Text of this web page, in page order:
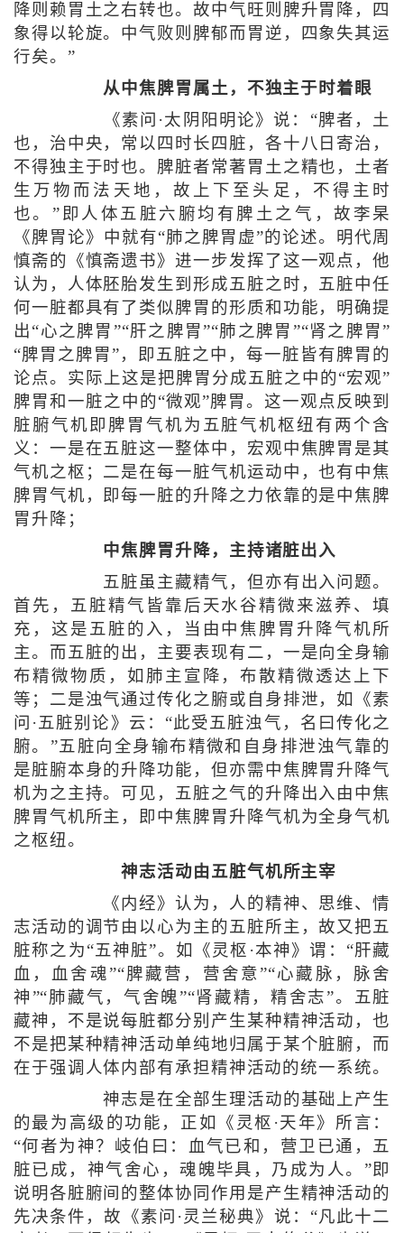
降则赖胃土之右转也。故中气旺则脾升胃降，四
象得以轮旋。中气败则脾郁而胃逆，四象失其运
行矣。”
从中焦脾胃属土，不独主于时着眼
《素问·太阴阳明论》说：“脾者，土
也，治中央，常以四时长四脏，各十八日寄治，
不得独主于时也。脾脏者常著胃土之精也，土者
生万物而法天地，故上下至头足，不得主时
也。”即人体五脏六腑均有脾土之气，故李杲
《脾胃论》中就有“肺之脾胃虚”的论述。明代周
慎斋的《慎斋遗书》进一步发挥了这一观点，他
认为，人体胚胎发生到形成五脏之时，五脏中任
何一脏都具有了类似脾胃的形质和功能，明确提
出“心之脾胃”“肝之脾胃”“肺之脾胃”“肾之脾胃”
“脾胃之脾胃”，即五脏之中，每一脏皆有脾胃的
论点。实际上这是把脾胃分成五脏之中的“宏观”
脾胃和一脏之中的“微观”脾胃。这一观点反映到
脏腑气机即脾胃气机为五脏气机枢纽有两个含
义：一是在五脏这一整体中，宏观中焦脾胃是其
气机之枢；二是在每一脏气机运动中，也有中焦
脾胃气机，即每一脏的升降之力依靠的是中焦脾
胃升降；
中焦脾胃升降，主持诸脏出入
五脏虽主藏精气，但亦有出入问题。
首先，五脏精气皆靠后天水谷精微来滋养、填
充，这是五脏的入，当由中焦脾胃升降气机所
主。而五脏的出，主要表现有二，一是向全身输
布精微物质，如肺主宣降，布散精微透达上下
等；二是浊气通过传化之腑或自身排泄，如《素
问·五脏别论》云：“此受五脏浊气，名曰传化之
腑。”五脏向全身输布精微和自身排泄浊气靠的
是脏腑本身的升降功能，但亦需中焦脾胃升降气
机为之主持。可见，五脏之气的升降出入由中焦
脾胃气机所主，即中焦脾胃升降气机为全身气机
之枢纽。
神志活动由五脏气机所主宰
《内经》认为，人的精神、思维、情
志活动的调节由以心为主的五脏所主，故又把五
脏称之为“五神脏”。如《灵枢·本神》谓：“肝藏
血，血舍魂”“脾藏营，营舍意”“心藏脉，脉舍
神”“肺藏气，气舍魄”“肾藏精，精舍志”。五脏
藏神，不是说每脏都分别产生某种精神活动，也
不是把某种精神活动单纯地归属于某个脏腑，而
在于强调人体内部有承担精神活动的统一系统。
神志是在全部生理活动的基础上产生
的最为高级的功能，正如《灵枢·天年》所言：
“何者为神？岐伯曰：血气已和，营卫已通，五
脏已成，神气舍心，魂魄毕具，乃成为人。”即
说明各脏腑间的整体协同作用是产生精神活动的
先决条件，故《素问·灵兰秘典》说：“凡此十二